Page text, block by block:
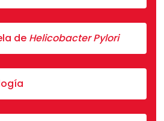
de Helicobacter Pylori